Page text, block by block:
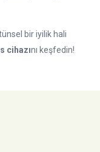
bir iyilik hali
cihazını keşfedin!